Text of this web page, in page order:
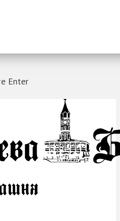
Enter